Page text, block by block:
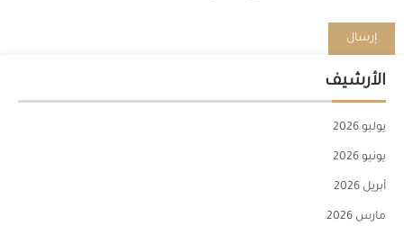
الأرشيف
يوليو 2026
يونيو 2026
أبريل 2026
مارس 2026